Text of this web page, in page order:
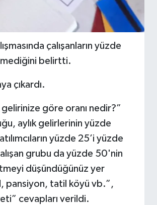
çalışanların yüzde
belirtti.
çıkardı.
göre oranı nedir?”
aylık gelirlerinin yüzde
yüzde 25’i yüzde
grubu da yüzde 50'nin
düşündüğünüz yer
pansiyon, tatil köyü vb.”,
cevapları verildi.